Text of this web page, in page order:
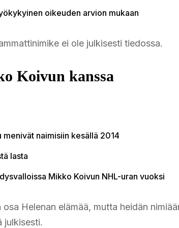
oikeuden arvion mukaan
ei ole julkisesti tiedossa.
Koivun kanssa
menivät naimisiin kesällä 2014
lasta
Mikko Koivun NHL-uran vuoksi
Helenan elämää, mutta heidän
julkisesti.